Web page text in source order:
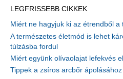
LEGFRISSEBB CIKKEK
Miért ne hagyjuk ki az étrendből a
A természetes életmód is lehet
túlzásba fordul
Miért együnk olívaolajat lefekvés
Tippek a zsíros arcbőr ápolásához